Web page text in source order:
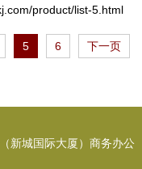
类加
的靠谱
析
心板 性能
优势与市场
前景分析
product/list-5.html
5 6 下一页
新城国际大厦）商务办公